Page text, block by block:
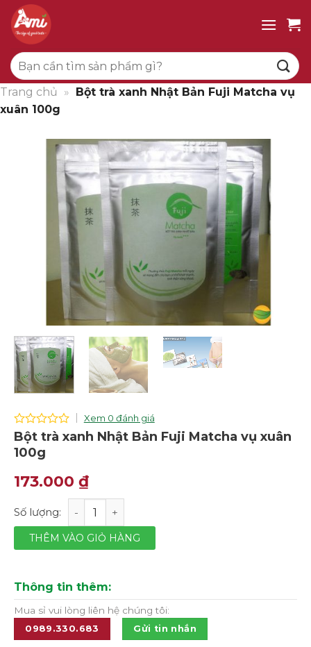
qua
dung
Tìm
kiếm:
Trang chủ » Bột trà xanh Nhật Bản Fuji Matcha vụ
xuân 100g
0
out
of
Xem 0 đánh giá
Bột trà xanh Nhật Bản Fuji Matcha vụ xuân
100g
173.000 ₫
Bột trà xanh Nhật Bản Fuji Matcha vụ xuân 100g số
THÊM VÀO GIỎ HÀNG
Thông tin thêm:
Mua sỉ vui lòng liên hệ chúng tôi:
0989.330.683 Gửi tin nhắn